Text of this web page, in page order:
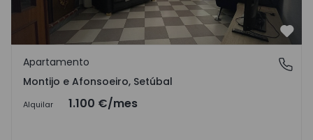
Montijo e Afonsoeiro, Setúbal
Apartamento
Montijo e Afonsoeiro, Setúbal
Alquilar 1.100 €/mes